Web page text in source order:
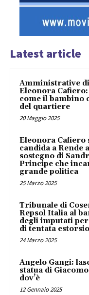
Latest article
Amministrative
Eleonora
come il bambino
del quartiere
20 Maggio 2025
Eleonora Cafiero
candida a Rende a
sostegno di
Principe che
grande politica
25 Marzo 2025
Tribunale di
Repsol Italia al
degli imputati
di tentata
24 Marzo 2025
Angelo Gangi:
statua di
dov’è
12 Gennaio 2025